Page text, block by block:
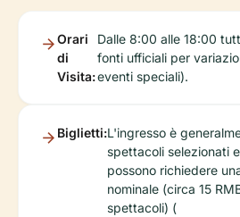
Orari
di
Visita:
Dalle 8:00 alle 18:00
fonti ufficiali per
eventi speciali).
Biglietti:L'ingresso è
spettacoli selezionati
possono richiedere
nominale (circa 15
spettacoli) (